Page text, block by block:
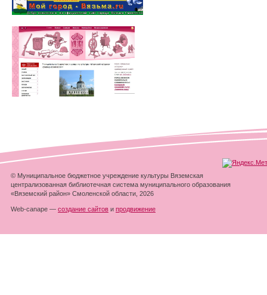
© Муниципальное бюджетное учреждение культуры Вяземская
централизованная библиотечная система муниципального образования
«Вяземский район» Смоленской области, 2026
Web-canape — создание сайтов и продвижение